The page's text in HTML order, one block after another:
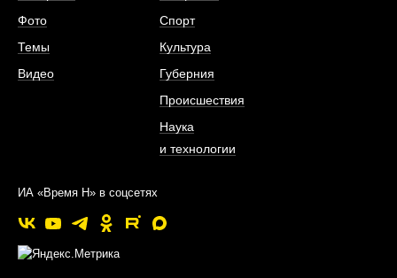
Фото
Темы
Видео
Спорт
Культура
Губерния
Происшествия
Наука
и технологии
ИА «Время Н» в соцсетях